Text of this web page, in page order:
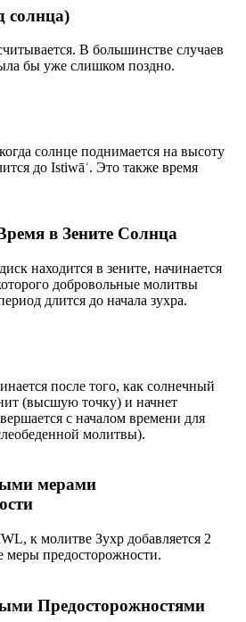
солнца)
В большинстве случаев
бы уже слишком поздно.
солнце поднимается на высоту
до Istiwāʾ. Это также время
в Зените Солнца
находится в зените, начинается
добровольные молитвы
длится до начала зухра.
после того, как солнечный
(высшую точку) и начнет
с началом времени для
молитвы).
мерами
к молитве Зухр добавляется 2
меры предосторожности.
Предосторожностями